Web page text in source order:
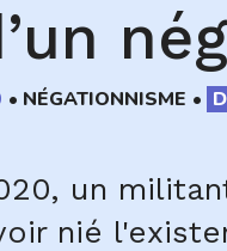
NÉGATIONNISME
un
nié